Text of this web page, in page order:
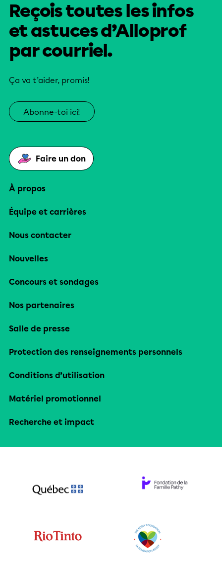
Reçois toutes les infos
et astuces d’Alloprof
par courriel.
Ça va t’aider, promis!
Abonne-toi ici!
Faire un don
À propos
Équipe et carrières
Nous contacter
Nouvelles
Concours et sondages
Nos partenaires
Salle de presse
Protection des renseignements personnels
Conditions d’utilisation
Matériel promotionnel
Recherche et impact